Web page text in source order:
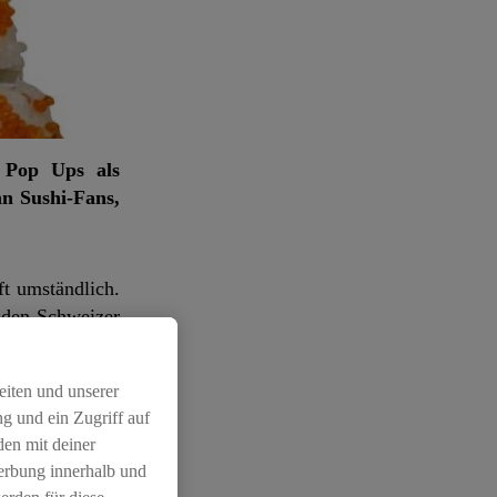
Ups als
Sushi-Fans,
umständlich.
Schweizer
Mechanik
und unserer
und ein Zugriff auf
mit deiner
innerhalb und